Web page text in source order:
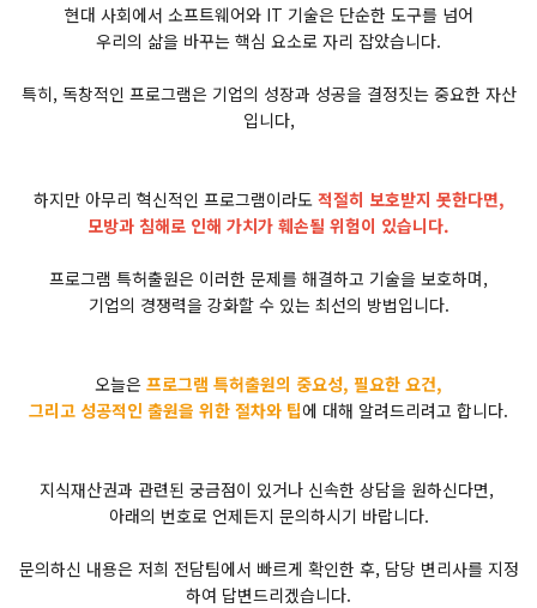
현대 사회에서 소프트웨어와 IT 기술은 단순한 도구를 넘어
우리의 삶을 바꾸는 핵심 요소로 자리 잡았습니다.
특히, 독창적인 프로그램은 기업의 성장과 성공을 결정짓는 중요한 자산
입니다,
하지만 아무리 혁신적인 프로그램이라도 적절히 보호받지 못한다면,
모방과 침해로 인해 가치가 훼손될 위험이 있습니다.
프로그램 특허출원은 이러한 문제를 해결하고 기술을 보호하며,
기업의 경쟁력을 강화할 수 있는 최선의 방법입니다.
오늘은 프로그램 특허출원의 중요성, 필요한 요건,
그리고 성공적인 출원을 위한 절차와 팁에 대해 알려드리려고 합니다.
지식재산권과 관련된 궁금점이 있거나 신속한 상담을 원하신다면,
아래의 번호로 언제든지 문의하시기 바랍니다.
문의하신 내용은 저희 전담팀에서 빠르게 확인한 후, 담당 변리사를 지정
하여 답변드리겠습니다.